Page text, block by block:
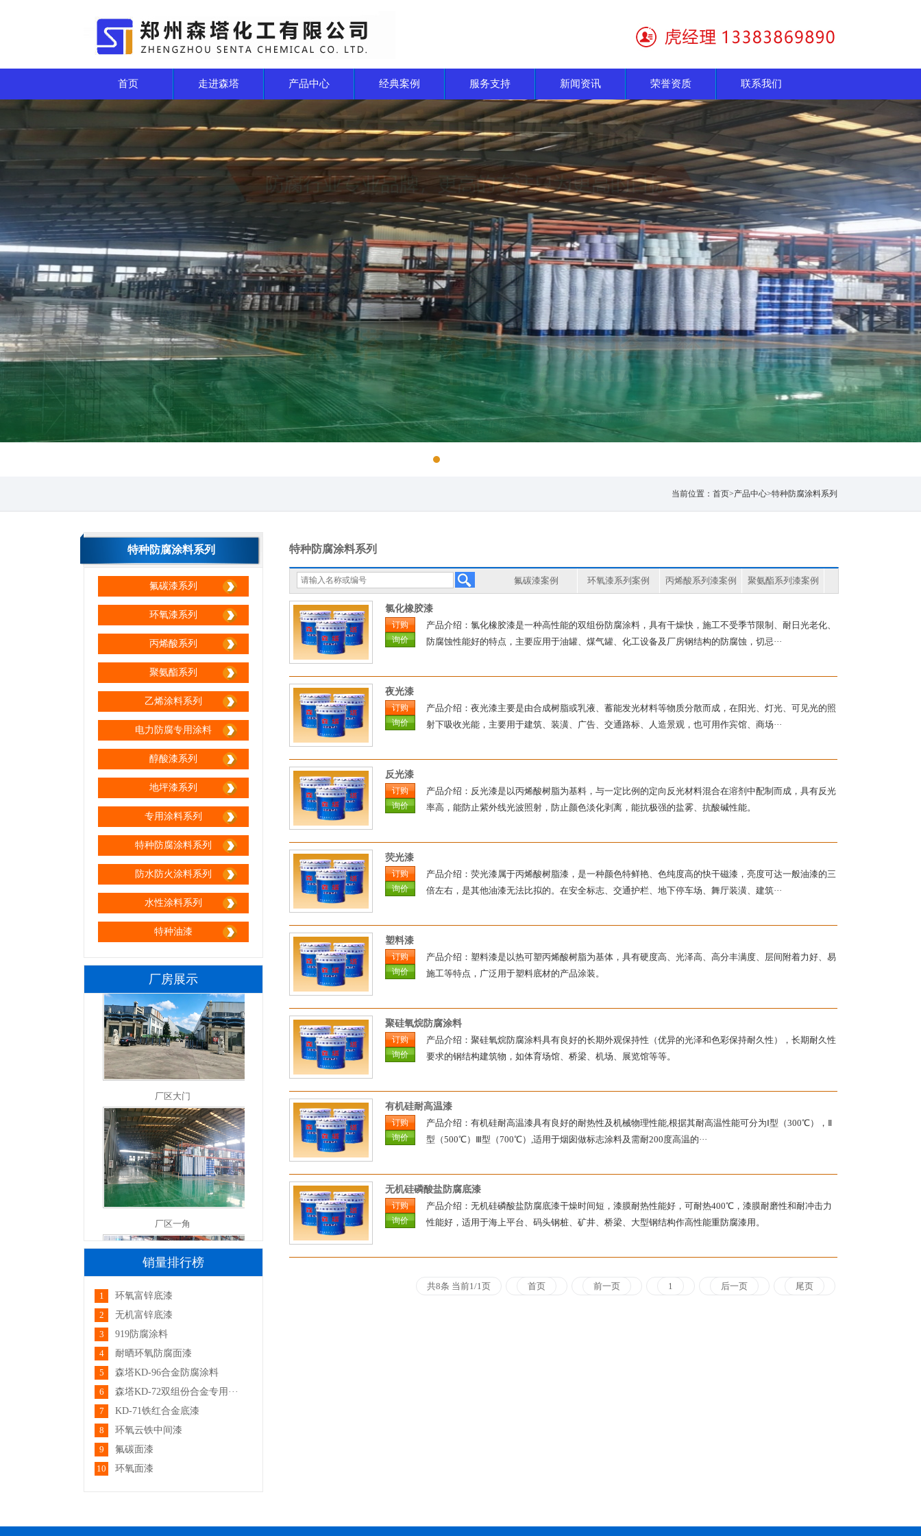
首页 走进森塔 产品中心 经典案例 服务支持 新闻资讯 荣誉资质 联系我们
当前位置： 首页>产品中心>特种防腐涂料系列
特种防腐涂料系列
氟碳漆系列
环氧漆系列
丙烯酸系列
聚氨酯系列
乙烯涂料系列
电力防腐专用涂料
醇酸漆系列
地坪漆系列
专用涂料系列
特种防腐涂料系列
防水防火涂料系列
水性涂料系列
特种油漆
厂房展示
厂区大门
厂区一角
厂区一角
销量排行榜
1
环氧富锌底漆
2
无机富锌底漆
3
919防腐涂料
4
耐晒环氧防腐面漆
5
森塔KD-96合金防腐涂料
6
森塔KD-72双组份合金专用···
7
KD-71铁红合金底漆
8
环氧云铁中间漆
9
氟碳面漆
10
环氧面漆
特种防腐涂料系列
氟碳漆案例 环氧漆系列案例 丙烯酸系列漆案例 聚氨酯系列漆案例
氯化橡胶漆
订购
询价
产品介绍：氯化橡胶漆是一种高性能的双组份防腐涂料，具有干燥快，施工不受季节限制、耐日光老化、
防腐蚀性能好的特点，主要应用于油罐、煤气罐、化工设备及厂房钢结构的防腐蚀，切忌···
夜光漆
订购
询价
产品介绍：夜光漆主要是由合成树脂或乳液、蓄能发光材料等物质分散而成，在阳光、灯光、可见光的照
射下吸收光能，主要用于建筑、装潢、广告、交通路标、人造景观，也可用作宾馆、商场···
反光漆
订购
询价
产品介绍：反光漆是以丙烯酸树脂为基料，与一定比例的定向反光材料混合在溶剂中配制而成，具有反光
率高，能防止紫外线光波照射，防止颜色淡化剥离，能抗极强的盐雾、抗酸碱性能。
荧光漆
订购
询价
产品介绍：荧光漆属于丙烯酸树脂漆，是一种颜色特鲜艳、色纯度高的快干磁漆，亮度可达一般油漆的三
倍左右，是其他油漆无法比拟的。在安全标志、交通护栏、地下停车场、舞厅装潢、建筑···
塑料漆
订购
询价
产品介绍：塑料漆是以热可塑丙烯酸树脂为基体，具有硬度高、光泽高、高分丰满度、层间附着力好、易
施工等特点，广泛用于塑料底材的产品涂装。
聚硅氧烷防腐涂料
订购
询价
产品介绍：聚硅氧烷防腐涂料具有良好的长期外观保持性（优异的光泽和色彩保持耐久性），长期耐久性
要求的钢结构建筑物，如体育场馆、桥梁、机场、展览馆等等。
有机硅耐高温漆
订购
询价
产品介绍：有机硅耐高温漆具有良好的耐热性及机械物理性能,根据其耐高温性能可分为Ⅰ型（300℃），Ⅱ
型（500℃）Ⅲ型（700℃）,适用于烟囱做标志涂料及需耐200度高温的···
无机硅磷酸盐防腐底漆
订购
询价
产品介绍：无机硅磷酸盐防腐底漆干燥时间短，漆膜耐热性能好，可耐热400℃，漆膜耐磨性和耐冲击力
性能好，适用于海上平台、码头钢桩、矿井、桥梁、大型钢结构作高性能重防腐漆用。
共8条 当前1/1页 首页 前一页 1 后一页 尾页